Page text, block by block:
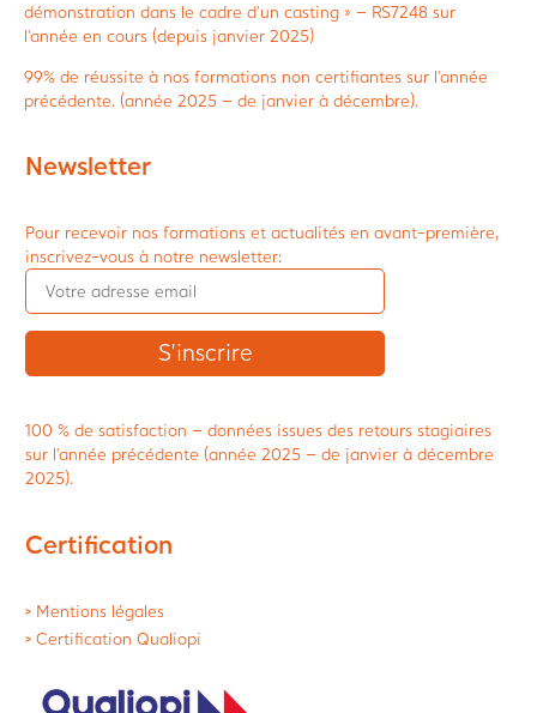
démonstration dans le cadre d’un casting » – RS7248 sur
l’année en cours (depuis janvier 2025)
99% de réussite à nos formations non certifiantes sur l’année
précédente. (année 2025 – de janvier à décembre).
Newsletter
Pour recevoir nos formations et actualités en avant-première,
inscrivez-vous à notre newsletter:
100 % de satisfaction – données issues des retours stagiaires
sur l’année précédente (année 2025 – de janvier à décembre
2025).
Certification
> Mentions légales
> Certification Qualiopi